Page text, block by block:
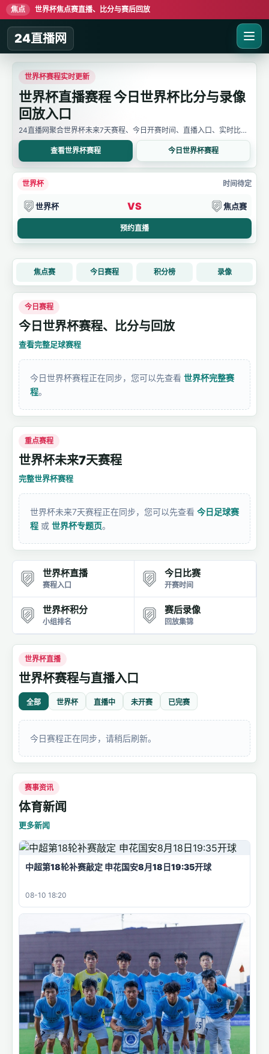
焦点 世界杯焦点赛直播、比分与赛后回放
24直播网
世界杯赛程实时更新
世界杯直播赛程 今日世界杯比分与录像
回放入口
24直播网聚合世界杯未来7天赛程、今日开赛时间、直播入口、实时比分
与赛后回放。用户可先确认比赛时间，再进入详情页查看直播线路、比分
变化和录像信息。查看世界杯赛程 今日世界杯赛程
世界杯 时间待定
世界杯 VS 焦点赛
预约直播
焦点赛 今日赛程 积分榜 录像
今日赛程
今日世界杯赛程、比分与回放
查看完整足球赛程
今日世界杯赛程正在同步，您可以先查看 世界杯完整赛
程。
重点赛程
世界杯未来7天赛程
完整世界杯赛程
世界杯未来7天赛程正在同步，您可以先查看 今日足球赛
程 或 世界杯专题页。
世界杯直播
赛程入口
今日比赛
开赛时间
世界杯积分
小组排名
赛后录像
回放集锦
世界杯直播
世界杯赛程与直播入口
全部 世界杯 直播中 未开赛 已完赛
今日赛程正在同步，请稍后刷新。
赛事资讯
体育新闻
更多新闻
中超第18轮补赛敲定 申花国安8月18日19:35开球
08-10 18:20